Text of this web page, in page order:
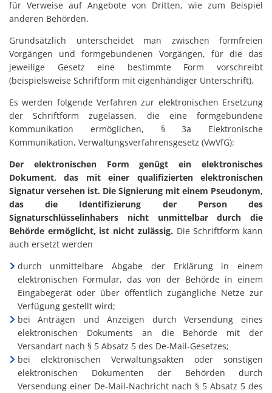
für Verweise auf Angebote von Dritten, wie zum Beispiel
anderen Behörden.
Grundsätzlich unterscheidet man zwischen formfreien
Vorgängen und formgebundenen Vorgängen, für die das
jeweilige Gesetz eine bestimmte Form vorschreibt
(beispielsweise Schriftform mit eigenhändiger Unterschrift).
Es werden folgende Verfahren zur elektronischen Ersetzung
der Schriftform zugelassen, die eine formgebundene
Kommunikation ermöglichen, § 3a Elektronische
Kommunikation, Verwaltungsverfahrensgesetz (VwVfG):
Der elektronischen Form genügt ein elektronisches
Dokument, das mit einer qualifizierten elektronischen
Signatur versehen ist. Die Signierung mit einem Pseudonym,
das die Identifizierung der Person des
Signaturschlüsselinhabers nicht unmittelbar durch die
Behörde ermöglicht, ist nicht zulässig. Die Schriftform kann
auch ersetzt werden
durch unmittelbare Abgabe der Erklärung in einem
elektronischen Formular, das von der Behörde in einem
Eingabegerät oder über öffentlich zugängliche Netze zur
Verfügung gestellt wird;
bei Anträgen und Anzeigen durch Versendung eines
elektronischen Dokuments an die Behörde mit der
Versandart nach § 5 Absatz 5 des De-Mail-Gesetzes;
bei elektronischen Verwaltungsakten oder sonstigen
elektronischen Dokumenten der Behörden durch
Versendung einer De-Mail-Nachricht nach § 5 Absatz 5 des